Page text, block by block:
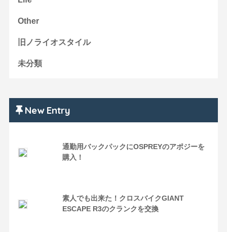
Other
旧ノライオスタイル
未分類
New Entry
通勤用バックパックにOSPREYのアポジーを
購入！
素人でも出来た！クロスバイクGIANT
ESCAPE R3のクランクを交換